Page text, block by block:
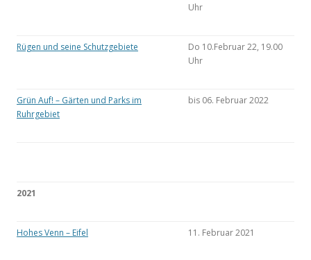
Uhr
Rügen und seine Schutzgebiete
Do 10.Februar 22, 19.00
Uhr
Grün Auf! – Gärten und Parks im
Ruhrgebiet
bis 06. Februar 2022
2021
Hohes Venn – Eifel 11. Februar 2021